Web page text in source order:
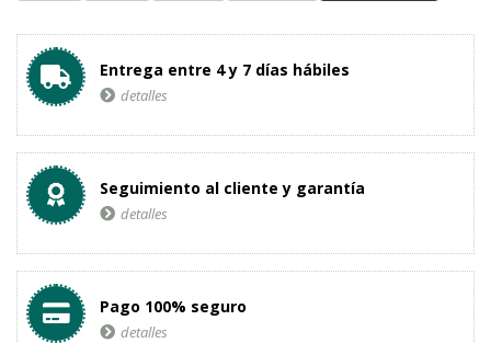
Entrega entre 4 y 7 días hábiles
detalles
Seguimiento al cliente y garantía
detalles
Pago 100% seguro
detalles